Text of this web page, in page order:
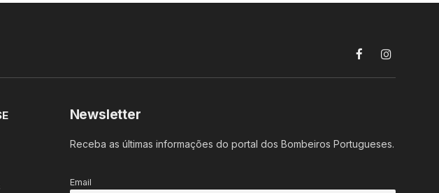
FacebookInstagram
Newsletter
Receba as últimas informações do portal dos Bombeiros Portugueses.
Email